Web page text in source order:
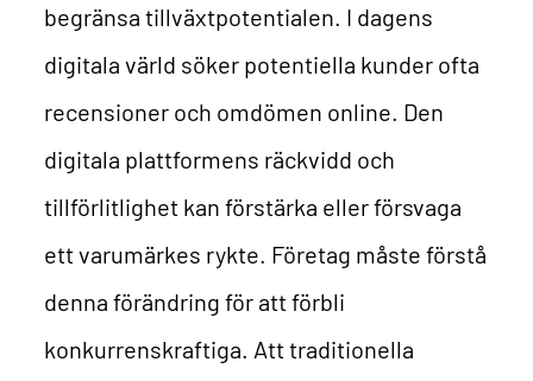
begränsa tillväxtpotentialen. I dagens
digitala värld söker potentiella kunder ofta
recensioner och omdömen online. Den
digitala plattformens räckvidd och
tillförlitlighet kan förstärka eller försvaga
ett varumärkes rykte. Företag måste förstå
denna förändring för att förbli
konkurrenskraftiga. Att traditionella